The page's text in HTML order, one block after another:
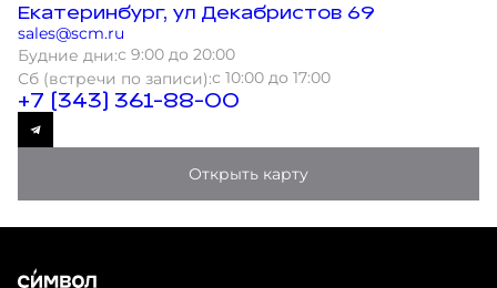
Екатеринбург, ул Декабристов 69
sales@scm.ru
Будние дни:с 9:00 до 20:00
Сб (встречи по записи):с 10:00 до 17:00
+7 (343) 361-88-00
Открыть карту